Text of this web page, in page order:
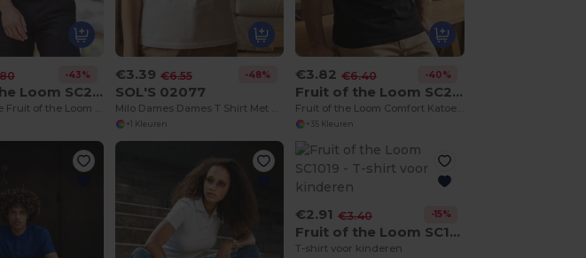
-43%
Fruit of the Loom SC220
€3.39 €6.55 -48%
SOL'S 02077
+1 Kleuren
€3.82 €6.40 -40%
Fruit of the Loom SC230
Fruit of the Loom Comfort Katoenen T-shirt
+35 Kleuren
€2.91 €3.40 -15%
Fruit of the Loom SC1019
T-shirt voor kinderen